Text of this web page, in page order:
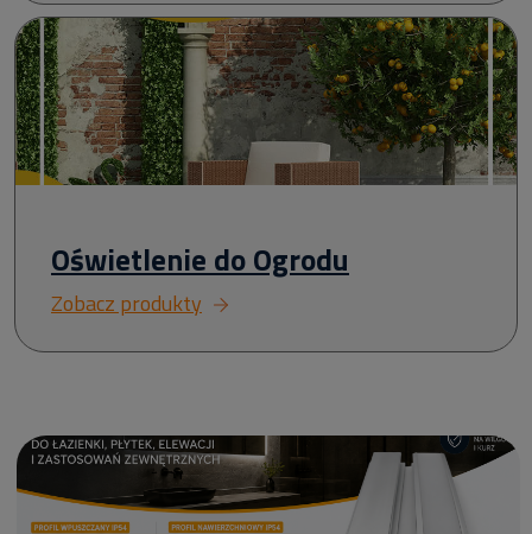
Oświetlenie do Ogrodu
Zobacz produkty